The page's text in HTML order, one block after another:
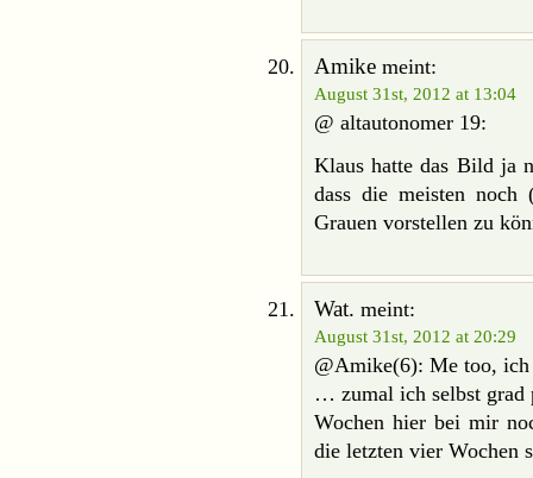
Amike meint:
August 31st, 2012 at 13:04
@ altautonomer 19:
Klaus hatte das Bild ja
dass die meisten noch
Grauen vorstellen zu
Wat. meint:
August 31st, 2012 at 20:29
@Amike(6): Me too,
… zumal ich selbst grad
Wochen hier bei mir
die letzten vier Wochen